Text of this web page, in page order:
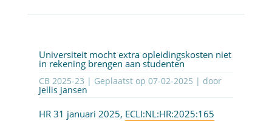
Universiteit mocht extra opleidingskosten niet
in rekening brengen aan studenten
CB 2025-23 | Geplaatst op 07-02-2025 | door
Jellis Jansen
HR 31 januari 2025, ECLI:NL:HR:2025:165